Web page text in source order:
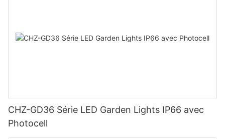
CHZ-GD36 Série LED Garden Lights IP66 avec
Photocell